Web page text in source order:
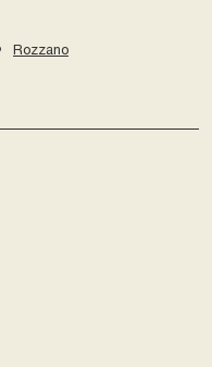
Rozzano